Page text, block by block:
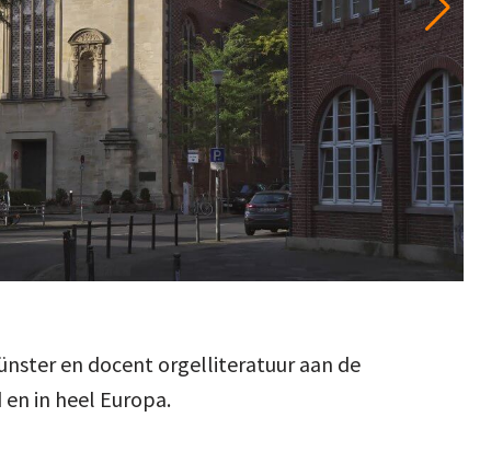
en docent orgelliteratuur aan de
in heel Europa.